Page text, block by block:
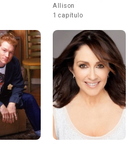
Allison
1 capítulo